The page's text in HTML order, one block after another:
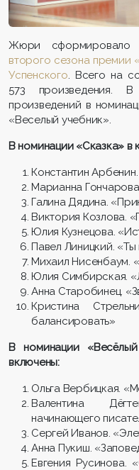
Жюри сформировало
второго сезона премии
Успенского. Всего на
573 произведения.
произведений в
«Веселый учебник».
В номинации «Сказка» в
Константин
Марианна
Галина Дядина.
Виктория Козлова.
Юлия Кузнецова.
Павел Линицкий. «Ты
Михаил Нисенбаум.
Юлия Симбирская.
Анна Старобинец.
Кристина
балансировать»
В номинации
включены:
Ольга Вербицкая.
Валентина
начинающего
Сергей Иванов.
Анна Пукиш.
Евгения Русинова.